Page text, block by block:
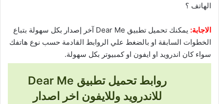
الهاتف ؟
الاجابة:
يمكنك تحميل تطبيق Dear Me آخر إصدار بكل سهولة بتباع
الخطوات السابقة او بالضغط علي الروابط القادمة حسب نوع هاتفك
سواء كان اندرويد او ايفون او كمبيوتر بكل سهولة.
روابط تحميل تطبيق Dear Me
للاندرويد وللايفون اخر اصدار